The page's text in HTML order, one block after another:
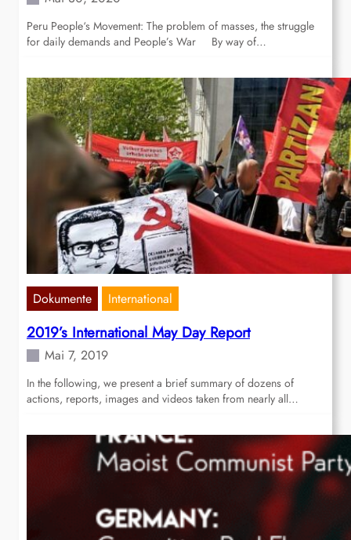
Peru People‘s Movement: The problem of masses, the struggle
for daily demands and People’s War By way of…
Dokumente International
2019’s International May Day Report
Mai 7, 2019
In the following, we present a brief summary of dozens of
actions, reports, images and videos taken from nearly all…